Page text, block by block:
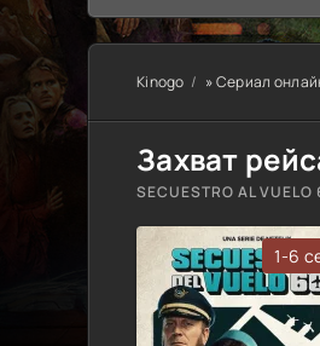
Kinogo »Сериал
Захват
SECUESTRO AL VUELO
1-6